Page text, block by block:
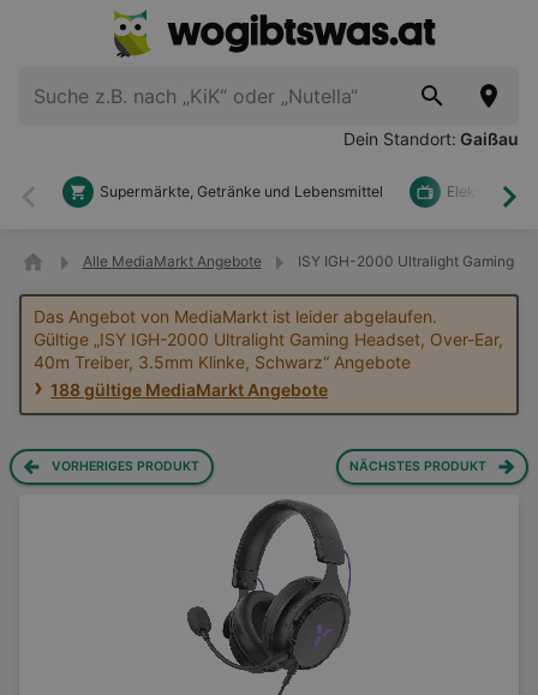
Dein Standort: Gaißau
Zurück
Supermärkte, Getränke und Lebensmittel Elektronik
Alle MediaMarkt Angebote ISY IGH-2000 Ultralight Gaming
Das Angebot von MediaMarkt ist leider abgelaufen.
Gültige „ISY IGH-2000 Ultralight Gaming Headset, Over-Ear,
40m Treiber, 3.5mm Klinke, Schwarz“ Angebote
188 gültige MediaMarkt Angebote
VORHERIGES PRODUKT NÄCHSTES PRODUKT